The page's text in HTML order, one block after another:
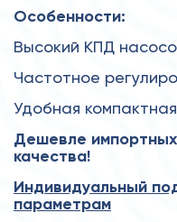
Особенности:
Высокий КПД
Частотное
Удобная
Дешевле
качества!
Индивидуальный
параметрам